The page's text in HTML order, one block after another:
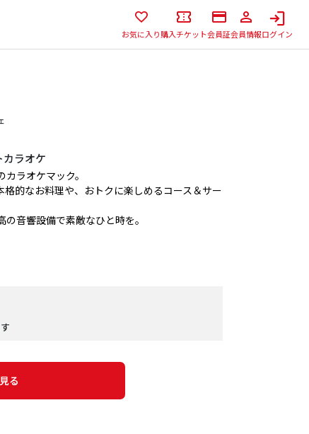
お気に入り購入チケット会員証会員情報ログイン
ラオケ
ラオケマック。
的なお料理や、おトクに楽しめるコース＆サー
音響設備で素敵なひと時を。
る